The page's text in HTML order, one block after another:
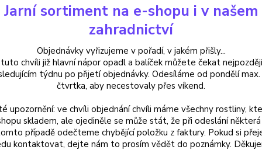
Trvalky Protěž alpská (Leonopodium Alpinum Everest)
alpská (Leonopodium
Jarní sortiment na e-shopu i v našem
zahradnictví
Objednávky vyřizujeme v pořadí, v jakém přišly...
chvíli již hlavní nápor opadl a balíček můžete čekat
týdnu po přijetí objednávky. Odesíláme od pondělí
čtvrtka, aby necestovaly přes víkend.
upozornění: ve chvíli objednání chvíli máme všechny rostliny,
skladem, ale ojediněle se může stát, že při odeslání některá
případě odečteme chybějící položku z faktury. Pokud si
kontaktovat, dejte nám to prosím vědět do poznámky.